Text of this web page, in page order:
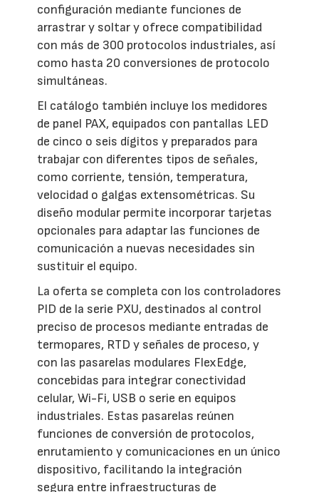
configuración mediante funciones de
arrastrar y soltar y ofrece compatibilidad
con más de 300 protocolos industriales, así
como hasta 20 conversiones de protocolo
simultáneas.
El catálogo también incluye los medidores
de panel PAX, equipados con pantallas LED
de cinco o seis dígitos y preparados para
trabajar con diferentes tipos de señales,
como corriente, tensión, temperatura,
velocidad o galgas extensométricas. Su
diseño modular permite incorporar tarjetas
opcionales para adaptar las funciones de
comunicación a nuevas necesidades sin
sustituir el equipo.
La oferta se completa con los controladores
PID de la serie PXU, destinados al control
preciso de procesos mediante entradas de
termopares, RTD y señales de proceso, y
con las pasarelas modulares FlexEdge,
concebidas para integrar conectividad
celular, Wi-Fi, USB o serie en equipos
industriales. Estas pasarelas reúnen
funciones de conversión de protocolos,
enrutamiento y comunicaciones en un único
dispositivo, facilitando la integración
segura entre infraestructuras de